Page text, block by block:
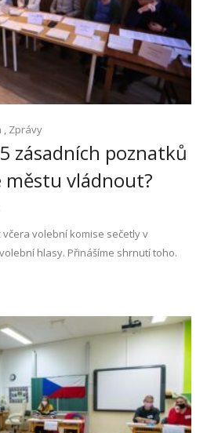
Zprávy
zásadních poznatků
městu vládnout?
včera volební komise sečetly v
hlasy. Přinášíme shrnutí toho.